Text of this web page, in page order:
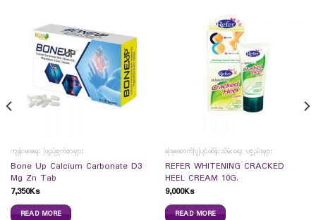
ကျန်းမာရေး ဖြည့်စွက်စာများ
Bone Up Calcium Carbonate D3
Mg Zn Tab
7,350Ks
READ MORE
ခြေထောက်ပြုပြင်ထိန်းသိမ်းရေး ပစ္စည်းများ
REFER WHITENING CRACKED
HEEL CREAM 10G.
9,000Ks
READ MORE